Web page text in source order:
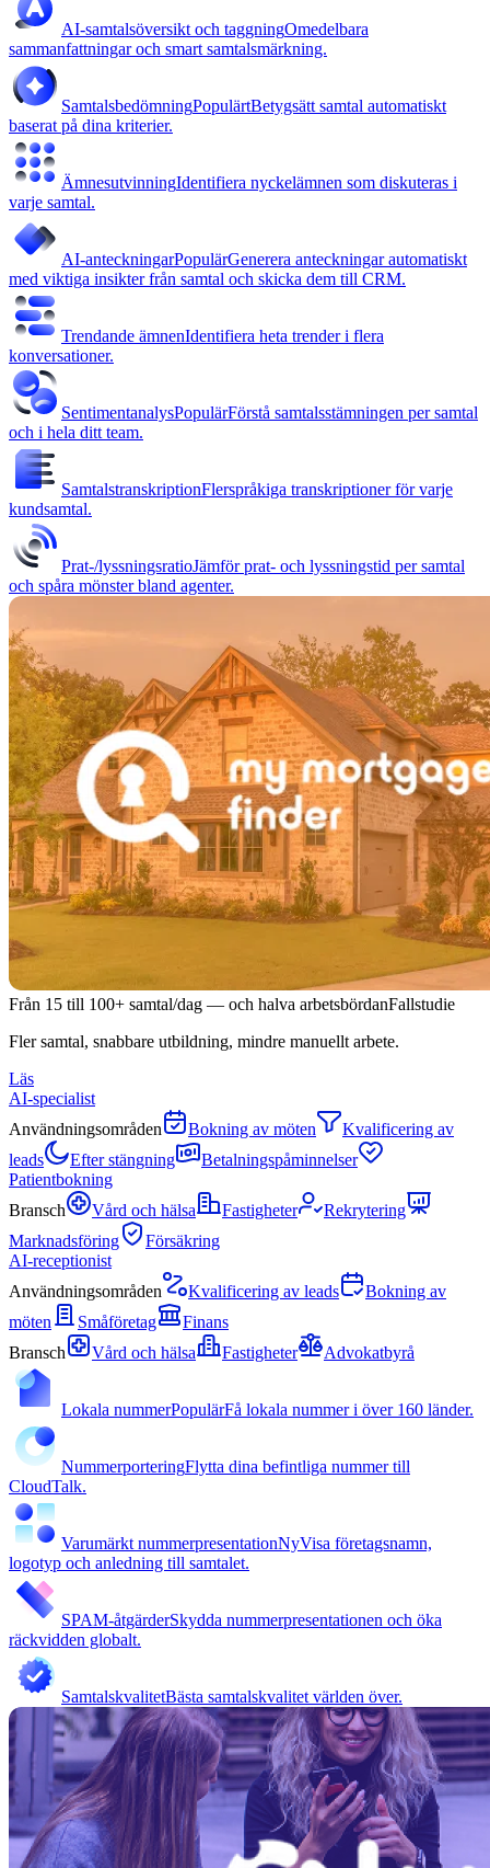
AI-samtalsöversikt och taggningOmedelbara
sammanfattningar och smart samtalsmärkning.
SamtalsbedömningPopulärtBetygsätt samtal automatiskt
baserat på dina kriterier.
ÄmnesutvinningIdentifiera nyckelämnen som diskuteras i
varje samtal.
AI-anteckningarPopulärGenerera anteckningar automatiskt
med viktiga insikter från samtal och skicka dem till CRM.
Trendande ämnenIdentifiera heta trender i flera
konversationer.
SentimentanalysPopulärFörstå samtalsstämningen per samtal
och i hela ditt team.
SamtalstranskriptionFlerspråkiga transkriptioner för varje
kundsamtal.
Prat-/lyssningsratioJämför prat- och lyssningstid per samtal
och spåra mönster bland agenter.
Från 15 till 100+ samtal/dag — och halva arbetsbördanFallstudie
Fler samtal, snabbare utbildning, mindre manuellt arbete.
Läs
AI-specialist
Användningsområden
Bokning av möten
Kvalificering av
leads
Efter stängning
Betalningspåminnelser
Patientbokning
Bransch
Vård och hälsa Fastigheter
Rekrytering
Marknadsföring
Försäkring
AI-receptionist
Användningsområden
Kvalificering av leads
Bokning av
möten
Småföretag
Finans
Bransch
Vård och hälsa Fastigheter Advokatbyrå
Lokala nummerPopulärFå lokala nummer i över 160 länder.
NummerporteringFlytta dina befintliga nummer till
CloudTalk.
Varumärkt nummerpresentationNyVisa företagsnamn,
logotyp och anledning till samtalet.
SPAM-åtgärderSkydda nummerpresentationen och öka
räckvidden globalt.
SamtalskvalitetBästa samtalskvalitet världen över.